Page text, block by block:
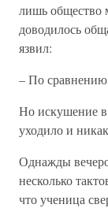
лишь общество
доводилось
язвил:
– По
Но искушение
уходило и
Однажды
несколько
что ученица